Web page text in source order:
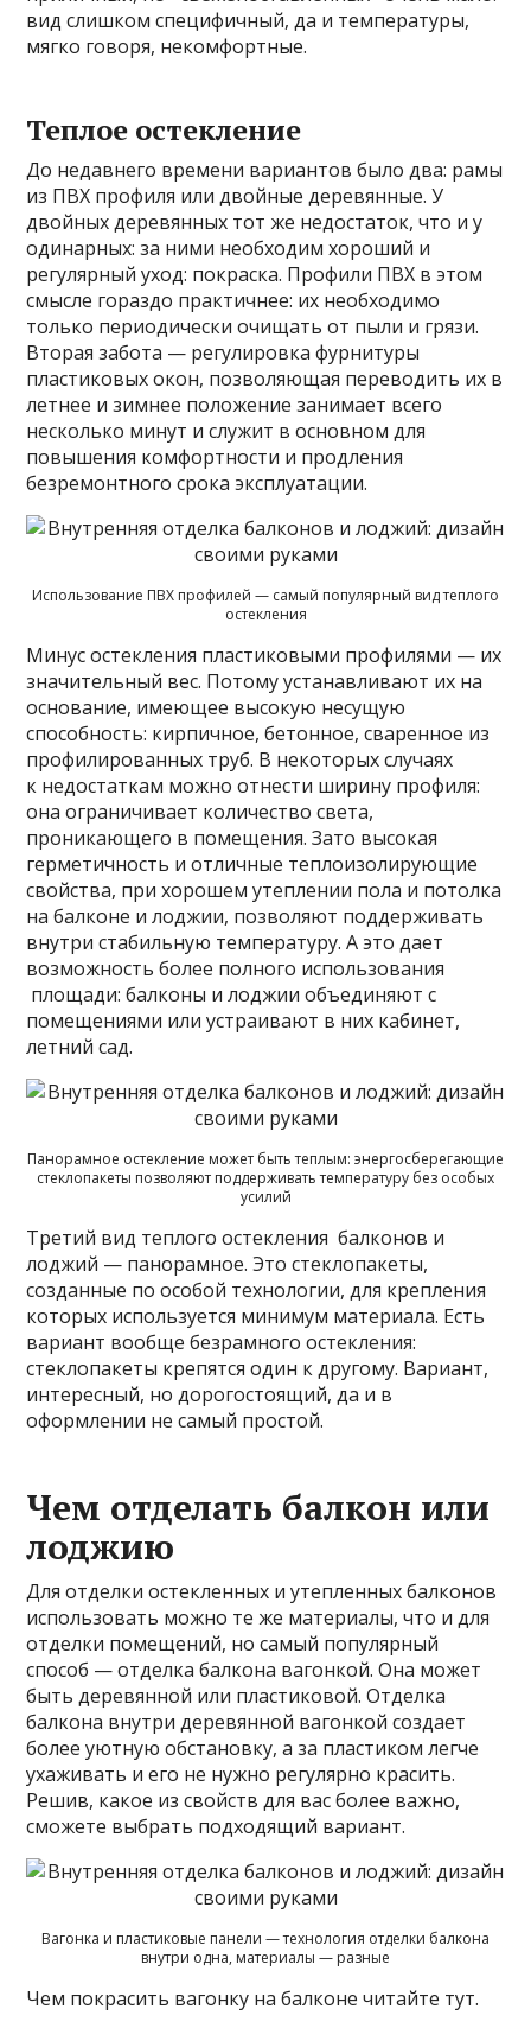
вид слишком специфичный, да и температуры,
мягко говоря, некомфортные.
Теплое остекление
До недавнего времени вариантов было два: рамы
из ПВХ профиля или двойные деревянные. У
двойных деревянных тот же недостаток, что и у
одинарных: за ними необходим хороший и
регулярный уход: покраска. Профили ПВХ в этом
смысле гораздо практичнее: их необходимо
только периодически очищать от пыли и грязи.
Вторая забота — регулировка фурнитуры
пластиковых окон, позволяющая переводить их в
летнее и зимнее положение занимает всего
несколько минут и служит в основном для
повышения комфортности и продления
безремонтного срока эксплуатации.
Использование ПВХ профилей — самый популярный вид теплого
остекления
Минус остекления пластиковыми профилями — их
значительный вес. Потому устанавливают их на
основание, имеющее высокую несущую
способность: кирпичное, бетонное, сваренное из
профилированных труб. В некоторых случаях
к недостаткам можно отнести ширину профиля:
она ограничивает количество света,
проникающего в помещения. Зато высокая
герметичность и отличные теплоизолирующие
свойства, при хорошем утеплении пола и потолка
на балконе и лоджии, позволяют поддерживать
внутри стабильную температуру. А это дает
возможность более полного использования
площади: балконы и лоджии объединяют с
помещениями или устраивают в них кабинет,
летний сад.
Панорамное остекление может быть теплым: энергосберегающие
стеклопакеты позволяют поддерживать температуру без особых
усилий
Третий вид теплого остекления балконов и
лоджий — панорамное. Это стеклопакеты,
созданные по особой технологии, для крепления
которых используется минимум материала. Есть
вариант вообще безрамного остекления:
стеклопакеты крепятся один к другому. Вариант,
интересный, но дорогостоящий, да и в
оформлении не самый простой.
Чем отделать балкон или
лоджию
Для отделки остекленных и утепленных балконов
использовать можно те же материалы, что и для
отделки помещений, но самый популярный
способ — отделка балкона вагонкой. Она может
быть деревянной или пластиковой. Отделка
балкона внутри деревянной вагонкой создает
более уютную обстановку, а за пластиком легче
ухаживать и его не нужно регулярно красить.
Решив, какое из свойств для вас более важно,
сможете выбрать подходящий вариант.
Вагонка и пластиковые панели — технология отделки балкона
внутри одна, материалы — разные
Чем покрасить вагонку на балконе читайте тут.